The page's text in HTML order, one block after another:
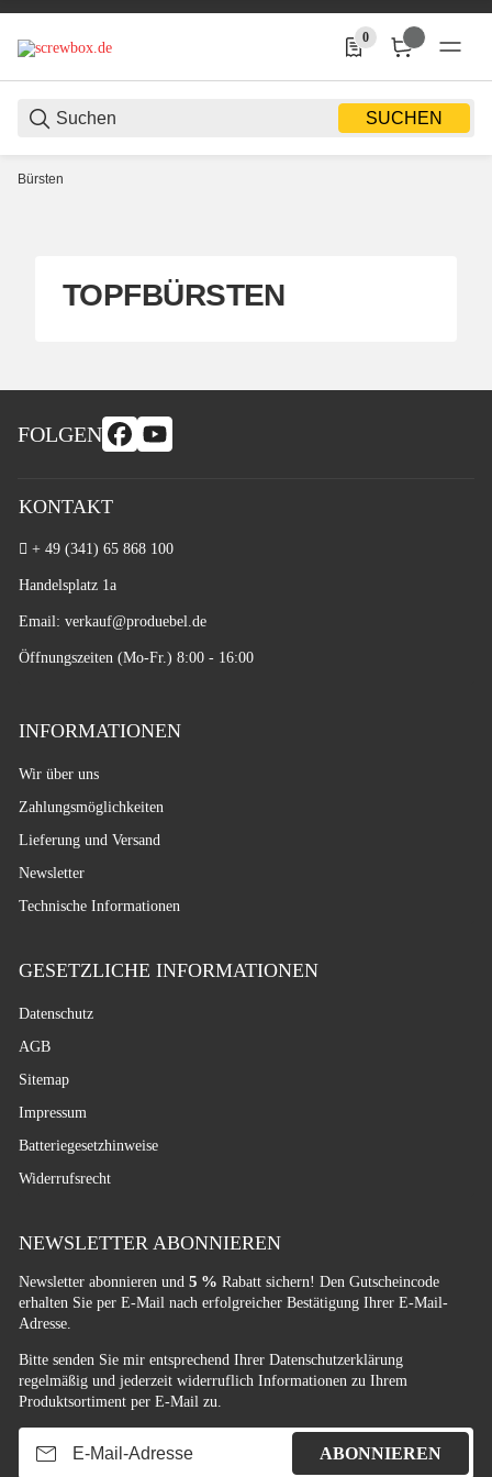
SUCHEN
0
0 Produkte in der Liste
Bürsten
TOPFBÜRSTEN
FOLGEN
KONTAKT
+ 49 (341) 65 868 100
Handelsplatz 1a
Email: verkauf@produebel.de
Öffnungszeiten (Mo-Fr.) 8:00 - 16:00
INFORMATIONEN
Wir über uns
Zahlungsmöglichkeiten
Lieferung und Versand
Newsletter
Technische Informationen
GESETZLICHE INFORMATIONEN
Datenschutz
AGB
Sitemap
Impressum
Batteriegesetzhinweise
Widerrufsrecht
NEWSLETTER ABONNIEREN
Newsletter abonnieren und 5 % Rabatt sichern! Den Gutscheincode
erhalten Sie per E-Mail nach erfolgreicher Bestätigung Ihrer E-Mail-
Adresse.
Bitte senden Sie mir entsprechend Ihrer Datenschutzerklärung
regelmäßig und jederzeit widerruflich Informationen zu Ihrem
Produktsortiment per E-Mail zu.
ABONNIEREN